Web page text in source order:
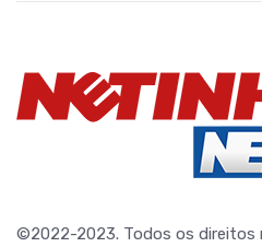
©2022-2023. Todos os direitos